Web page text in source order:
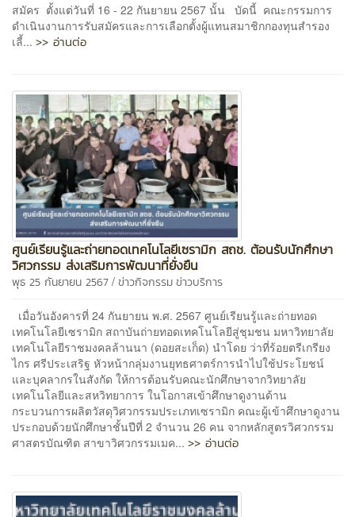
สมัคร ตั้งแต่วันที่ 16 - 22 กันยายน 2567 นั้น บัดนี้ คณะกรรมการ
ดำเนินงานการรับสมัครและการเลือกตั้งผู้แทนสมาชิกกองทุนสำรอง
เลี้... >> อ่านต่อ
ศูนย์เรียนรู้และถ่ายทอดเทคโนโลยีเซรามิก สถช. ต้อนรับนักศึกษา
วิศวกรรม ส่งเสริมการพัฒนาที่ยั่งยืน
พุธ 25 กันยายน 2567 / ข่าวกิจกรรมข่าวบริการ
เมื่อวันอังคารที่ 24 กันยายน พ.ศ. 2567 ศูนย์เรียนรู้และถ่ายทอด
เทคโนโลยีเซรามิก สถาบันถ่ายทอดเทคโนโลยีสู่ชุมชน มหาวิทยาลัย
เทคโนโลยีราชมงคลล้านนา (ดอยสะเก็ด) นำโดย ว่าที่ร้อยตรีเกรียง
ไกร ศรีประเสริฐ หัวหน้ากลุ่มงานยุทธศาตร์การนำไปใช้ประโยชน์
และบุคลากรในสังกัด ให้การต้อนรับคณะนักศึกษาจากวิทยาลัย
เทคโนโลยีและสหวิทยาการ ในโอกาสเข้าศึกษาดูงานด้าน
กระบวนการผลิตวัสดุวิศวกรรมประเภทเซรามิก คณะผู้เข้าศึกษาดูงาน
ประกอบด้วยนักศึกษาชั้นปีที่ 2 จำนวน 26 คน จากหลักสูตรวิศวกรรม
ศาสตรบัณฑิต สาขาวิศวกรรมเมค... >> อ่านต่อ